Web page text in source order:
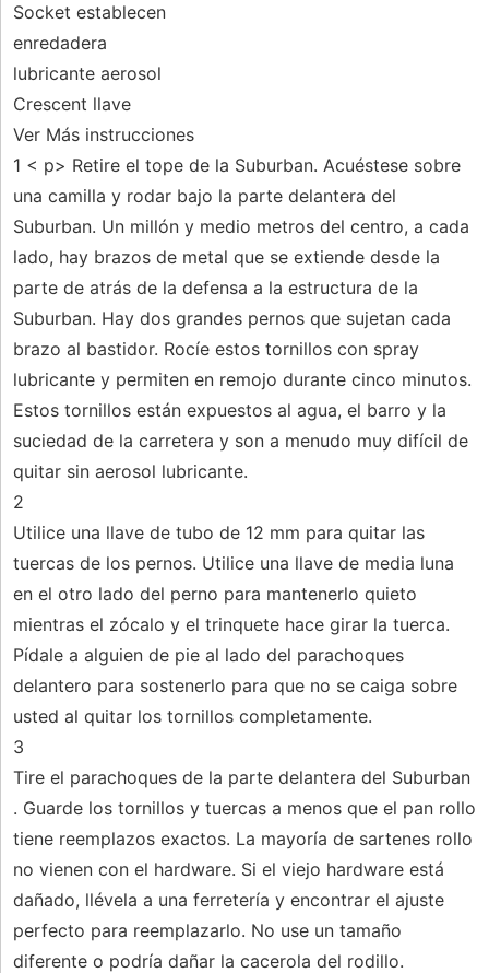
Socket establecen
enredadera
lubricante aerosol
Crescent llave
Ver Más instrucciones
1 < p> Retire el tope de la Suburban. Acuéstese sobre
una camilla y rodar bajo la parte delantera del
Suburban. Un millón y medio metros del centro, a cada
lado, hay brazos de metal que se extiende desde la
parte de atrás de la defensa a la estructura de la
Suburban. Hay dos grandes pernos que sujetan cada
brazo al bastidor. Rocíe estos tornillos con spray
lubricante y permiten en remojo durante cinco minutos.
Estos tornillos están expuestos al agua, el barro y la
suciedad de la carretera y son a menudo muy difícil de
quitar sin aerosol lubricante.
2
Utilice una llave de tubo de 12 mm para quitar las
tuercas de los pernos. Utilice una llave de media luna
en el otro lado del perno para mantenerlo quieto
mientras el zócalo y el trinquete hace girar la tuerca.
Pídale a alguien de pie al lado del parachoques
delantero para sostenerlo para que no se caiga sobre
usted al quitar los tornillos completamente.
3
Tire el parachoques de la parte delantera del Suburban
. Guarde los tornillos y tuercas a menos que el pan rollo
tiene reemplazos exactos. La mayoría de sartenes rollo
no vienen con el hardware. Si el viejo hardware está
dañado, llévela a una ferretería y encontrar el ajuste
perfecto para reemplazarlo. No use un tamaño
diferente o podría dañar la cacerola del rodillo.